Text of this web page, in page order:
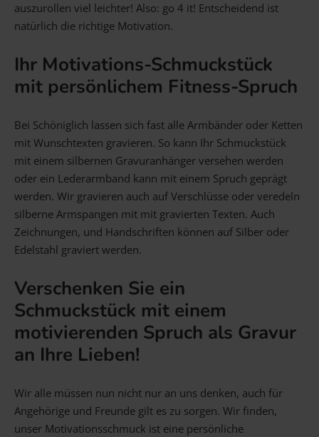
auszurollen viel leichter! Also: go 4 it! Entscheidend ist
natürlich die richtige Motivation.
Ihr Motivations-Schmuckstück
mit persönlichem Fitness-Spruch
Bei Schöniglich lassen sich fast alle Armbänder oder Ketten
mit Wunschtexten gravieren. So kann Ihr Schmuckstück
mit einem silbernen Gravuranhänger versehen werden
oder ein Lederarmband kann mit einem Spruch geprägt
werden. Wir gravieren auch auf Verschlüsse oder veredeln
silberne Armspangen mit mit gravierten Texten. Auch
Zeichnungen, und Handschriften können auf Silber oder
Edelstahl graviert werden.
Verschenken Sie ein
Schmuckstück mit einem
motivierenden Spruch als Gravur
an Ihre Lieben!
Wir alle müssen nun nicht nur an uns denken, auch für
Angehörige und Freunde gilt es zu sorgen. Wir finden,
unser Motivationsschmuck ist eine persönliche